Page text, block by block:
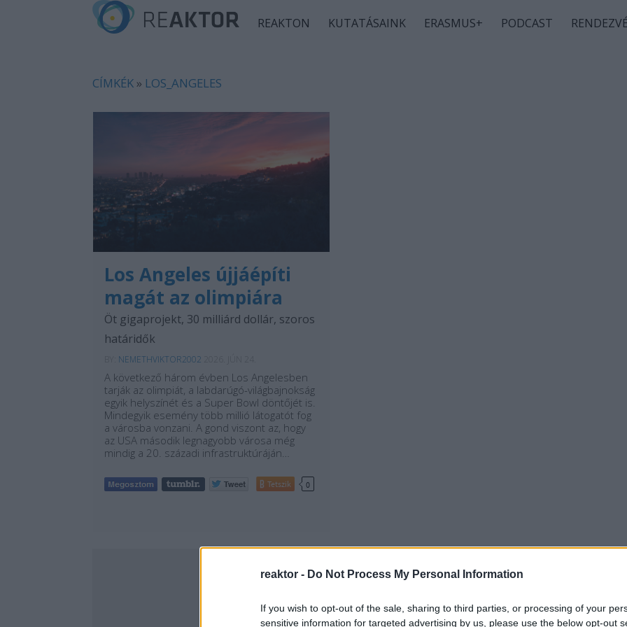
reaktor - Do Not Process My Personal Information
If you wish to opt-out of the sale, sharing to third parties, or processing of your
sensitive information for targeted advertising by us, please use the below opt-out
REAKTON KUTATÁSAINK ERASMUS+ PODCAST
CÍMKÉK » LOS_ANGELES
Los Angeles újjáépíti
magát az olimpiára
Öt gigaprojekt, 30 milliárd dollár, szoros
határidők
NEMETHVIKTOR2002
A következő három évben Los Angelesben
tarják az olimpiát, a labdarúgó-világbajnokság
egyik helyszínét és a Super Bowl döntőjét is.
Mindegyik esemény több millió látogatót fog
a városba vonzani. A gond viszont az, hogy
az USA második legnagyobb városa még
mindig a 20. századi infrastruktúráján…
Tetszik 0
REAKTOR